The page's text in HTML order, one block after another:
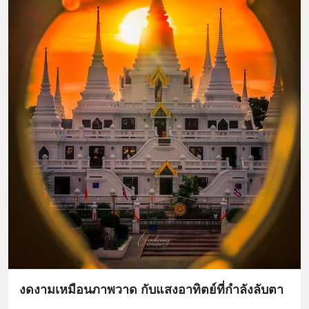
งดงามเหมือนภาพวาด กับแสงอาทิตย์ที่กำลังลับตา